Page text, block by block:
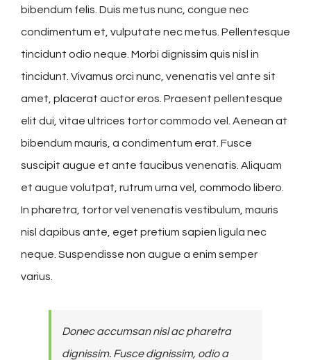
bibendum felis. Duis metus nunc, congue nec
condimentum et, vulputate nec metus. Pellentesque
tincidunt odio neque. Morbi dignissim quis nisl in
tincidunt. Vivamus orci nunc, venenatis vel ante sit
amet, placerat auctor eros. Praesent pellentesque
elit dui, vitae ultrices tortor commodo vel. Aenean at
bibendum mauris, a condimentum erat. Fusce
suscipit augue et ante faucibus venenatis. Aliquam
et augue volutpat, rutrum urna vel, commodo libero.
In pharetra, tortor vel venenatis vestibulum, mauris
nisl dapibus ante, eget pretium sapien ligula nec
neque. Suspendisse non augue a enim semper
varius.
Donec accumsan nisl ac pharetra
dignissim. Fusce dignissim, odio a